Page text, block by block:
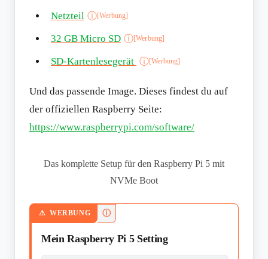
Netzteil ⓘ[Werbung]
32 GB Micro SD ⓘ[Werbung]
SD-Kartenlesegerät ⓘ[Werbung]
Und das passende Image. Dieses findest du auf
der offiziellen Raspberry Seite:
https://www.raspberrypi.com/software/
Das komplette Setup für den Raspberry Pi 5 mit
NVMe Boot
WERBUNG ⓘ
Mein Raspberry Pi 5 Setting